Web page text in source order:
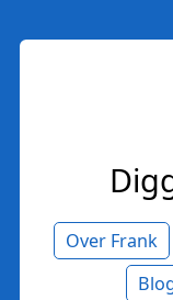
Over Frank